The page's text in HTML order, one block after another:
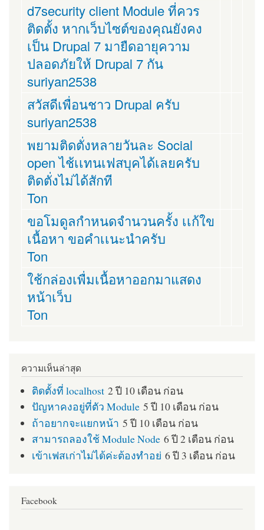
d7security client Module ที่ควร
ติดตั้ง หากเว็บไซต์ของคุณยังคง
เป็น Drupal 7 มายืดอายุความ
ปลอดภัยให้ Drupal 7 กัน
suriyan2538
สวัสดีเพื่อนชาว Drupal ครับ
suriyan2538
พยามติดตั่งหลายวันละ Social
open ไช้เเทนเฟสบุคได้เลยครับ
ติดตั่งไม่ได้สักที
Ton
ขอโมดูลกำหนดจำนวนครั้ง เเก้ใข
เนื้อหา ขอคำเเนะนำครับ
Ton
ใช้กล่องเพื่มเนื้อหาออกมาแสดง
หน้าเว็บ
Ton
ความเห็นล่าสุด
ติดตั้งที่ localhost 2 ปี 10 เดือน ก่อน
ปัญหาคงอยู่ที่ตัว Module 5 ปี 10 เดือน ก่อน
ถ้าอยากจะแยกหน้า 5 ปี 10 เดือน ก่อน
สามารถลองใช้ Module Node 6 ปี 2 เดือน ก่อน
เข้าเฟสเก่าไม่ได้ค่ะต้องทำอย่ 6 ปี 3 เดือน ก่อน
Facebook